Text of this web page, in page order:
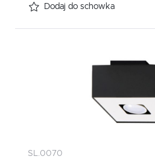
Dodaj do schowka
SL.0070